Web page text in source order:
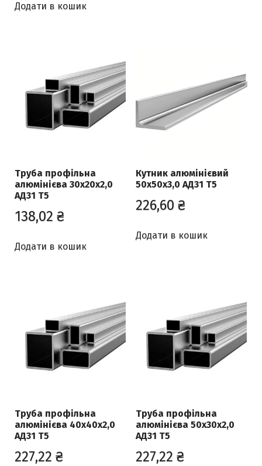
Додати в кошик
Труба профільна
алюмінієва 30х20х2,0
АД31 Т5
138,02 ₴
Додати в кошик
Кутник алюмінієвий
50х50х3,0 АД31 Т5
226,60 ₴
Додати в кошик
Труба профільна
алюмінієва 40х40х2,0
АД31 Т5
227,22 ₴
Труба профільна
алюмінієва 50х30х2,0
АД31 Т5
227,22 ₴